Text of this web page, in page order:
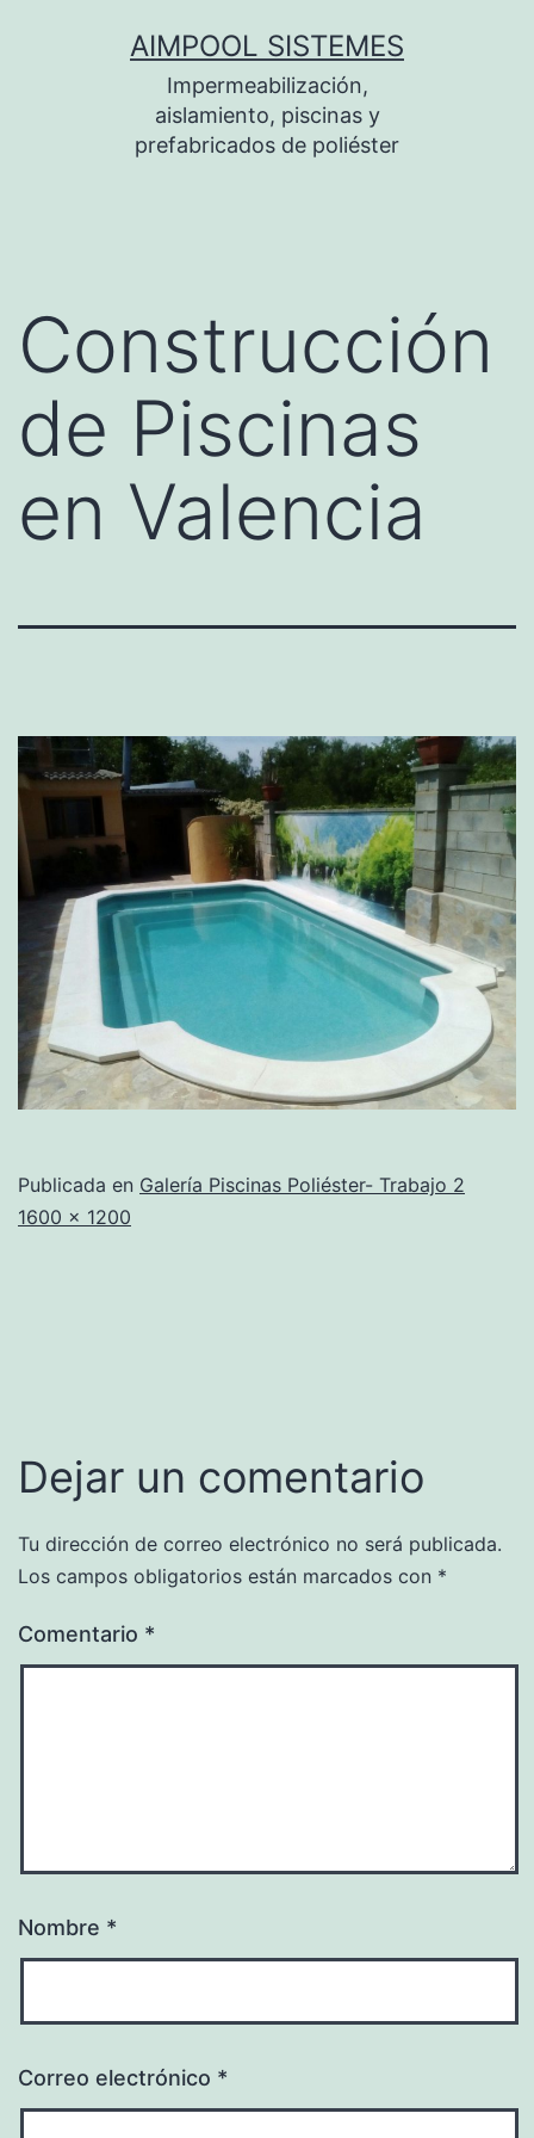
AIMPOOL SISTEMES
Impermeabilización,
aislamiento, piscinas y
prefabricados de poliéster
Construcción
de Piscinas
en Valencia
Publicada en Galería Piscinas Poliéster- Trabajo 2
Tamaño
1600 × 1200
Dejar un comentario
Tu dirección de correo electrónico no será publicada.
Los campos obligatorios están marcados con *
Comentario *
Nombre *
Correo electrónico *